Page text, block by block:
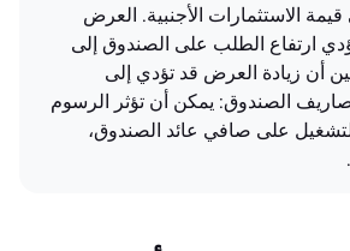
الاستثمارات الأجنبية. العرض
ارتفاع الطلب على الصندوق إلى
أن زيادة العرض قد تؤدي إلى
الصندوق: يمكن أن تؤثر الرسوم
على صافي عائد الصندوق،